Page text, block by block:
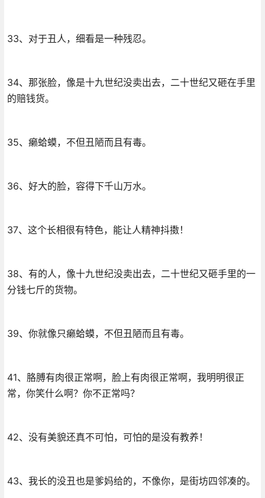
33、对于丑人，细看是一种残忍。
34、那张脸，像是十九世纪没卖出去，二十世纪又砸在手里
的赔钱货。
35、癞蛤蟆，不但丑陋而且有毒。
36、好大的脸，容得下千山万水。
37、这个长相很有特色，能让人精神抖擞！
38、有的人，像十九世纪没卖出去，二十世纪又砸手里的一
分钱七斤的货物。
39、你就像只癞蛤蟆，不但丑陋而且有毒。
41、胳膊有肉很正常啊，脸上有肉很正常啊，我明明很正
常，你笑什么啊？你不正常吗？
42、没有美貌还真不可怕，可怕的是没有教养！
43、我长的没丑也是爹妈给的，不像你，是街坊四邻凑的。